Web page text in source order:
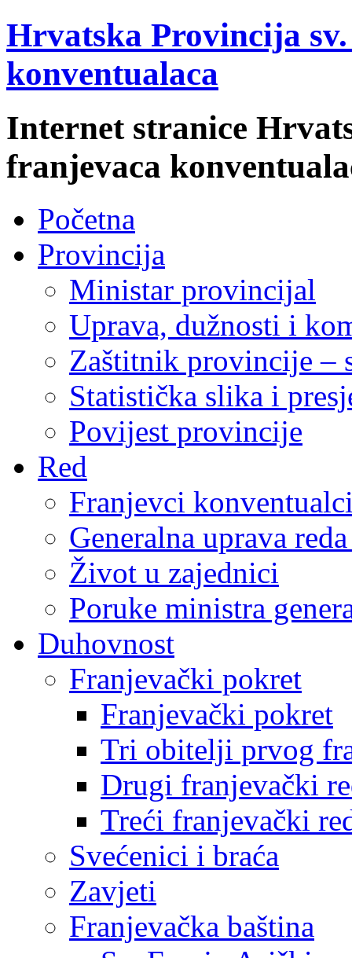
Hrvatska Provincija
konventualaca
Internet stranice
franjevaca
Početna
Provincija
Ministar provincijal
Uprava, dužnosti i
Zaštitnik provincije –
Statistička slika i
Povijest provincije
Red
Franjevci
Generalna uprava
Život u zajednici
Poruke ministra
Duhovnost
Franjevački pokret
Franjevački pokret
Tri obitelji prvog
Drugi franjevački
Treći franjevački
Svećenici i braća
Zavjeti
Franjevačka baština